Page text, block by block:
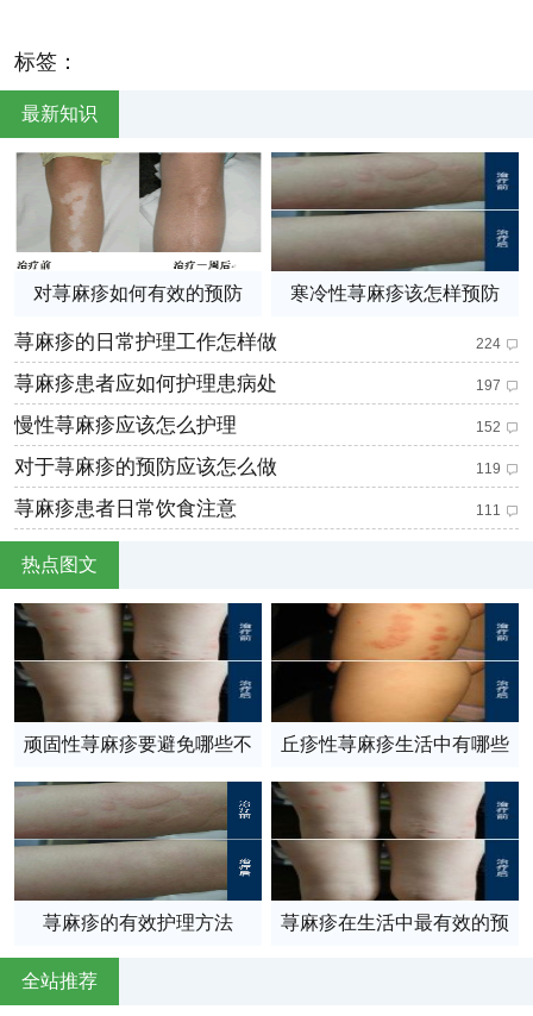
标签：
最新知识
对荨麻疹如何有效的预防 寒冷性荨麻疹该怎样预防
荨麻疹的日常护理工作怎样做 224
荨麻疹患者应如何护理患病处 197
慢性荨麻疹应该怎么护理 152
对于荨麻疹的预防应该怎么做 119
荨麻疹患者日常饮食注意 111
热点图文
顽固性荨麻疹要避免哪些不
良刺激
丘疹性荨麻疹生活中有哪些
食物禁忌
荨麻疹的有效护理方法
荨麻疹在生活中最有效的预
全站推荐